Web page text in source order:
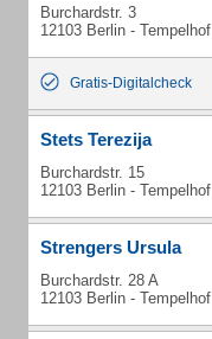
Burchardstr. 3
12103 Berlin - Tempelhof
Gratis-Digitalcheck
Stets Terezija
Burchardstr. 15
12103 Berlin - Tempelhof
Strengers Ursula
Burchardstr. 28 A
12103 Berlin - Tempelhof